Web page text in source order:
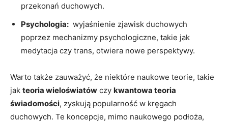
przekonań duchowych.
Psychologia: ⁣ wyjaśnienie zjawisk⁤ duchowych
poprzez mechanizmy psychologiczne, takie jak⁣
medytacja czy⁤ trans,⁤ otwiera nowe perspektywy.
Warto także zauważyć, że⁢ niektóre naukowe teorie, takie
jak teoria wieloświatów czy kwantowa teoria
świadomości, zyskują ​popularność​ w ​kręgach
duchowych. Te koncepcje, mimo naukowego podłoża,